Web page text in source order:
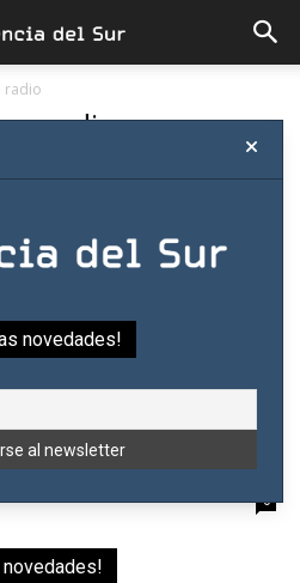
radio
en radio
la divulgación
0
novedades!
novedades!